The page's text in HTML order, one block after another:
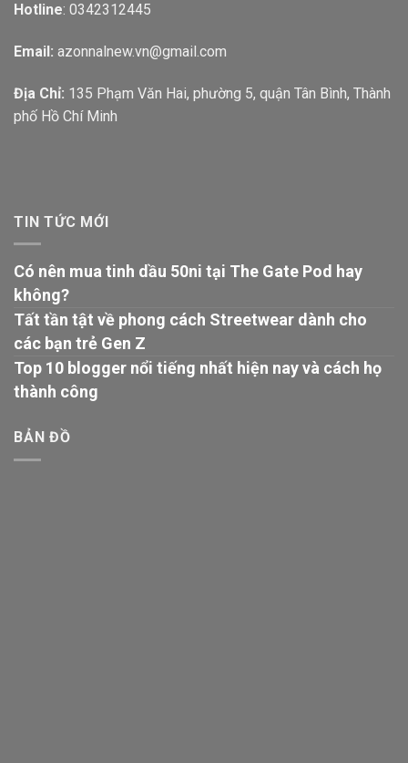
Hotline: 0342312445
Email: azonnalnew.vn@gmail.com
Địa Chỉ: 135 Phạm Văn Hai, phường 5, quận Tân Bình, Thành
phố Hồ Chí Minh
TIN TỨC MỚI
Có nên mua tinh dầu 50ni tại The Gate Pod hay
không?
Tất tần tật về phong cách Streetwear dành cho
các bạn trẻ Gen Z
Top 10 blogger nổi tiếng nhất hiện nay và cách họ
thành công
BẢN ĐỒ